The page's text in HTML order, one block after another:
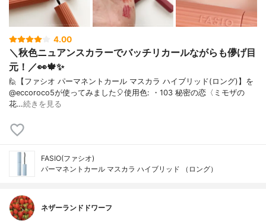
4.00
＼秋色ニュアンスカラーでバッチリカールながらも儚げ目
元！／👀🍁✨
⁡🙋【ファシオ パーマネントカール マスカラ ハイブリッド(ロング)】を
@eccoroco5が使ってみました🎈⁡⁡⁡⁡⁡使用色: ・103 秘密の恋〈ミモザの
花…続きを見る
FASIO(ファシオ)
パーマネントカール マスカラ ハイブリッド （ロング）
ネザーランドドワーフ